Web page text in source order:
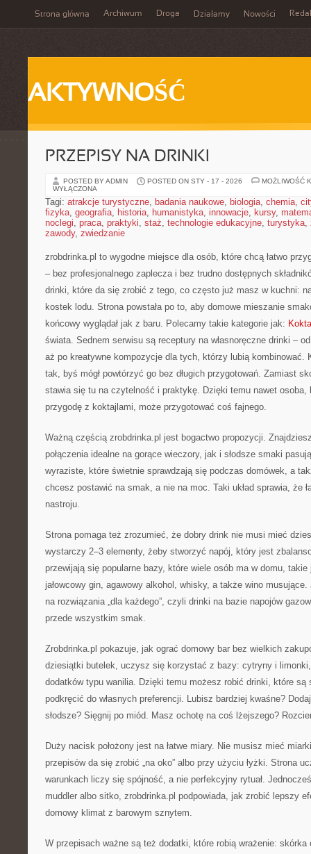
Strona główna Archiwum Droga Działamy Nowości
AKTYWNOŚĆ
PRZEPISY NA DRINKI
POSTED BY ADMIN POSTED ON STY - 17 - 2026
MOŻLIWOŚĆ
WYŁĄCZONA
Tagi: atrakcje turystyczne, badania naukowe, biologia, chemia,
fizyka, geografia, historia, humanistyka, innowacje, kursy,
noclegi, praca, praktyki, staż, technologie edukacyjne, turystyka,
zawody, zwiedzanie
zrobdrinka.pl to wygodne miejsce dla osób, które chcą łatwo
– bez profesjonalnego zaplecza i bez trudno dostępnych
drinki, które da się zrobić z tego, co często już masz w kuchni:
kostek lodu. Strona powstała po to, aby domowe mieszanie
końcowy wyglądał jak z baru. Polecamy takie kategorie jak:
świata. Sednem serwisu są receptury na własnoręczne drinki –
aż po kreatywne kompozycje dla tych, którzy lubią kombinować.
tak, byś mógł powtórzyć go bez długich przygotowań. Zamiast
stawia się tu na czytelność i praktykę. Dzięki temu nawet osoba,
przygodę z koktajlami, może przygotować coś fajnego.
Ważną częścią zrobdrinka.pl jest bogactwo propozycji.
połączenia idealne na gorące wieczory, jak i słodsze smaki
wyraziste, które świetnie sprawdzają się podczas domówek, a
chcesz postawić na smak, a nie na moc. Taki układ sprawia, że
nastroju.
Strona pomaga też zrozumieć, że dobry drink nie musi mieć
wystarczy 2–3 elementy, żeby stworzyć napój, który jest
przewijają się popularne bazy, które wiele osób ma w domu, takie
jałowcowy gin, agawowy alkohol, whisky, a także wino
na rozwiązania „dla każdego”, czyli drinki na bazie napojów
przede wszystkim smak.
Zrobdrinka.pl pokazuje, jak ograć domowy bar bez wielkich
dziesiątki butelek, uczysz się korzystać z bazy: cytryny i
dodatków typu wanilia. Dzięki temu możesz robić drinki, które są
podkręcić do własnych preferencji. Lubisz bardziej kwaśne?
słodsze? Sięgnij po miód. Masz ochotę na coś lżejszego?
Duży nacisk położony jest na łatwe miary. Nie musisz mieć
przepisów da się zrobić „na oko” albo przy użyciu łyżki. Strona
warunkach liczy się spójność, a nie perfekcyjny rytuał.
muddler albo sitko, zrobdrinka.pl podpowiada, jak zrobić lepszy
domowy klimat z barowym sznytem.
W przepisach ważne są też dodatki, które robią wrażenie: